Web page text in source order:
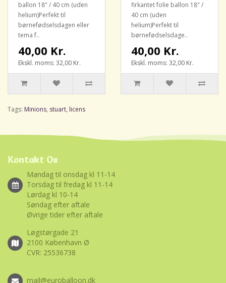
ballon 18" / 40 cm (uden
helium)Perfekt til
børnefødselsdagen eller
tema f..
40,00 Kr.
Ekskl. moms: 32,00 Kr.
firkantet folie ballon 18" /
40 cm (uden
helium)Perfekt til
børnefødselsdage..
40,00 Kr.
Ekskl. moms: 32,00 Kr.
Tags: Minions, stuart, licens
Kontakt Os
Mandag til onsdag kl 11-14
Torsdag til fredag kl 11-14
Lørdag kl 10-14
Søndag efter aftale
Øvrige tider efter aftale
Løgstørgade 21
2100 København Ø
CVR: 25536738
mail@euroballoon.dk